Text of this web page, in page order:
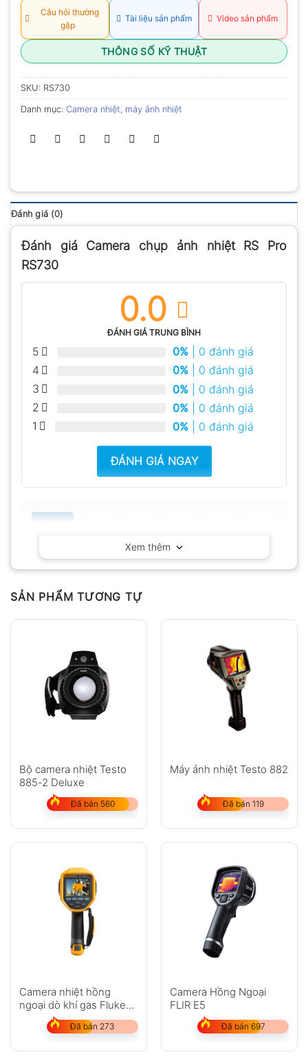
Câu hỏi thường
gặp
Tài liệu sản phẩm Video sản phẩm
THÔNG SỐ KỸ THUẬT
SKU: RS730
Danh mục: Camera nhiệt, máy ảnh nhiệt
Đánh giá (0)
Đánh giá Camera chụp ảnh nhiệt RS Pro
RS730
0.0
ĐÁNH GIÁ TRUNG BÌNH
5 0% | 0 đánh giá
4
0% | 0 đánh giá
3
0% | 0 đánh giá
2
0% | 0 đánh giá
1
0% | 0 đánh giá
ĐÁNH GIÁ NGAY
Có ảnh
Chưa có đánh giá nào.
Xem thêm
SẢN PHẨM TƯƠNG TỰ
Bộ camera nhiệt Testo
885-2 Deluxe
Đã bán 560
Máy ảnh nhiệt Testo 882
Đã bán 119
Camera nhiệt hồng
ngoại dò khí gas Fluke
Ti450 SF6
Đã bán 273
Camera Hồng Ngoại
FLIR E5
Đã bán 697